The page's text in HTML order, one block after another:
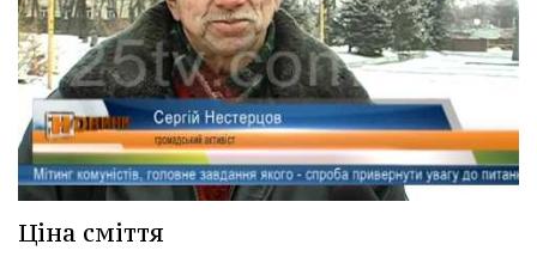
Ціна сміття